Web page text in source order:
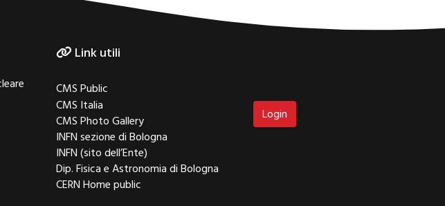
Link utili
CMS Public
CMS Italia
CMS Photo Gallery
INFN sezione di Bologna
INFN (sito dell’Ente)
Dip. Fisica e Astronomia di Bologna
CERN Home public
Login